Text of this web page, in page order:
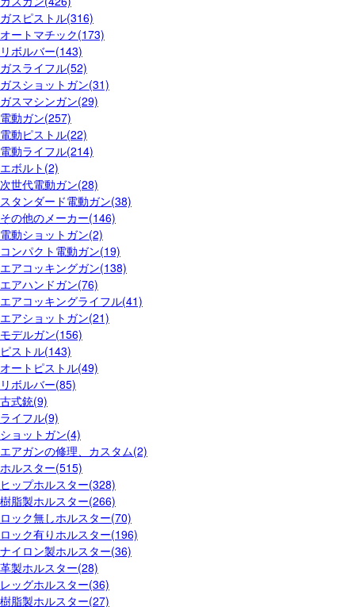
ガスピストル(316)
オートマチック(173)
リボルバー(143)
ガスライフル(52)
ガスショットガン(31)
ガスマシンガン(29)
電動ガン(257)
電動ピストル(22)
電動ライフル(214)
エボルト(2)
次世代電動ガン(28)
スタンダード電動ガン(38)
その他のメーカー(146)
電動ショットガン(2)
コンパクト電動ガン(19)
エアコッキングガン(138)
エアハンドガン(76)
エアコッキングライフル(41)
エアショットガン(21)
モデルガン(156)
ピストル(143)
オートピストル(49)
リボルバー(85)
古式銃(9)
ライフル(9)
ショットガン(4)
エアガンの修理、カスタム(2)
ホルスター(515)
ヒップホルスター(328)
樹脂製ホルスター(266)
ロック無しホルスター(70)
ロック有りホルスター(196)
ナイロン製ホルスター(36)
革製ホルスター(28)
レッグホルスター(36)
樹脂製ホルスター(27)